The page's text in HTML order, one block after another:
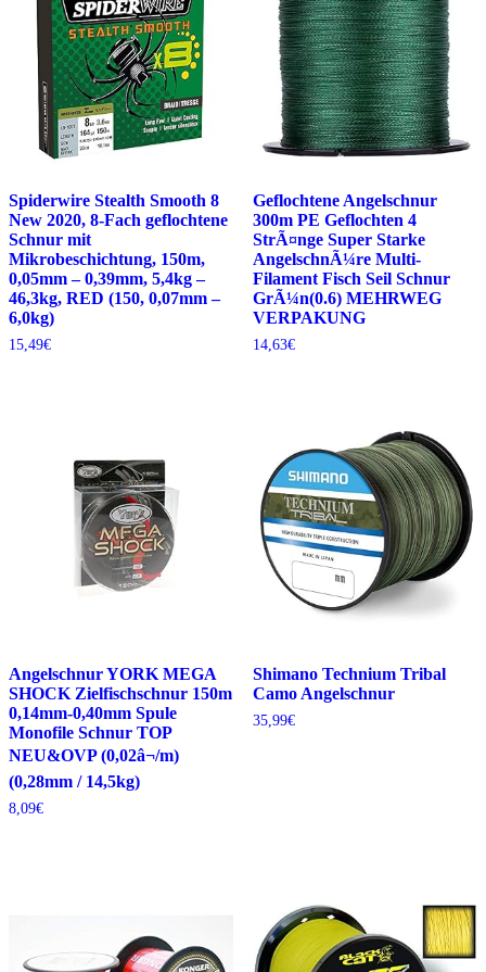
Spiderwire Stealth Smooth 8
New 2020, 8-Fach geflochtene
Schnur mit
Mikrobeschichtung, 150m,
0,05mm – 0,39mm, 5,4kg –
46,3kg, RED (150, 0,07mm –
6,0kg)
15,49€
Geflochtene Angelschnur
300m PE Geflochten 4
StrÃ¤nge Super Starke
AngelschnÃ¼re Multi-
Filament Fisch Seil Schnur
GrÃ¼n(0.6) MEHRWEG
VERPAKUNG
14,63€
Angelschnur YORK MEGA
SHOCK Zielfischschnur 150m
0,14mm-0,40mm Spule
Monofile Schnur TOP
NEU&OVP (0,02â¬/m)
(0,28mm / 14,5kg)
8,09€
Shimano Technium Tribal
Camo Angelschnur
35,99€